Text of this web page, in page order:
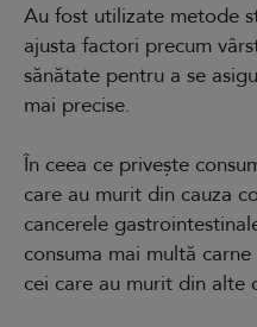
Au fost utilizate metode
ajusta factori precum
sănătate pentru a se
mai precise.
În ceea ce privește
care au murit din cauza
cancerele
consuma mai multă
cei care au murit din alte